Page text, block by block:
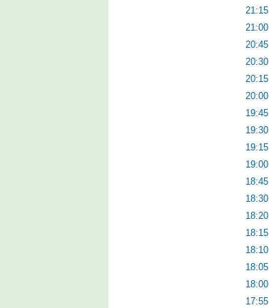
21:15
21:00
20:45
20:30
20:15
20:00
19:45
19:30
19:15
19:00
18:45
18:30
18:20
18:15
18:10
18:05
18:00
17:55